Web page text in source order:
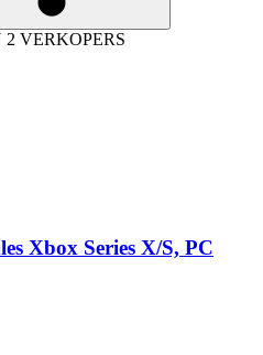
VERKOPERS
Xbox Series X/S, PC